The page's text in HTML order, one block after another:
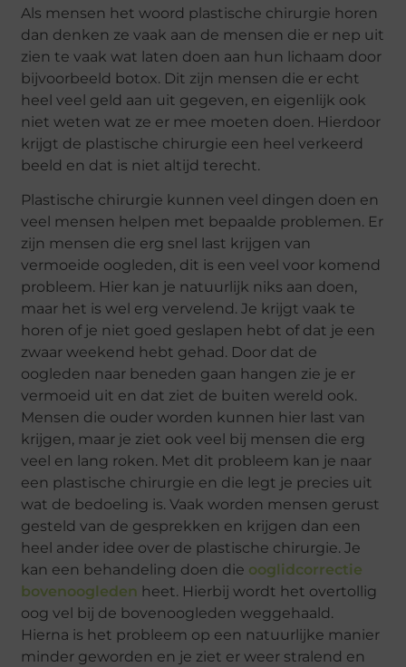
Als mensen het woord plastische chirurgie horen
dan denken ze vaak aan de mensen die er nep uit
zien te vaak wat laten doen aan hun lichaam door
bijvoorbeeld botox. Dit zijn mensen die er echt
heel veel geld aan uit gegeven, en eigenlijk ook
niet weten wat ze er mee moeten doen. Hierdoor
krijgt de plastische chirurgie een heel verkeerd
beeld en dat is niet altijd terecht.
Plastische chirurgie kunnen veel dingen doen en
veel mensen helpen met bepaalde problemen. Er
zijn mensen die erg snel last krijgen van
vermoeide oogleden, dit is een veel voor komend
probleem. Hier kan je natuurlijk niks aan doen,
maar het is wel erg vervelend. Je krijgt vaak te
horen of je niet goed geslapen hebt of dat je een
zwaar weekend hebt gehad. Door dat de
oogleden naar beneden gaan hangen zie je er
vermoeid uit en dat ziet de buiten wereld ook.
Mensen die ouder worden kunnen hier last van
krijgen, maar je ziet ook veel bij mensen die erg
veel en lang roken. Met dit probleem kan je naar
een plastische chirurgie en die legt je precies uit
wat de bedoeling is. Vaak worden mensen gerust
gesteld van de gesprekken en krijgen dan een
heel ander idee over de plastische chirurgie. Je
kan een behandeling doen die ooglidcorrectie
bovenoogleden heet. Hierbij wordt het overtollig
oog vel bij de bovenoogleden weggehaald.
Hierna is het probleem op een natuurlijke manier
minder geworden en je ziet er weer stralend en